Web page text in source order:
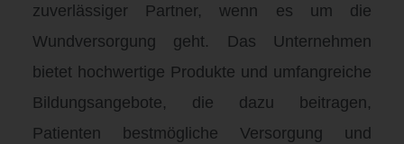
zuverlässiger Partner, wenn es um die
Wundversorgung geht. Das Unternehmen
bietet hochwertige Produkte und umfangreiche
Bildungsangebote, die dazu beitragen,
Patienten bestmögliche Versorgung und